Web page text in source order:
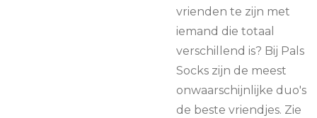
vrienden te zijn met
iemand die totaal
verschillend is? Bij Pals
Socks zijn de meest
onwaarschijnlijke duo's
de beste vriendjes. Zie